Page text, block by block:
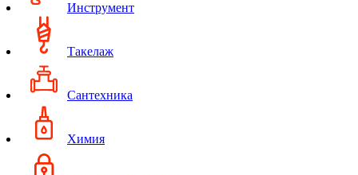
Инструмент
Такелаж
Сантехника
Химия